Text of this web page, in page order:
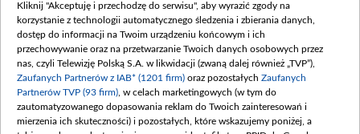
Procedura zgłoszeń wewnętrznych
Kliknij "Akceptuję i przechodzę do serwisu", aby wyrazić zgody na
korzystanie z technologii automatycznego śledzenia i zbierania danych,
dostęp do informacji na Twoim urządzeniu końcowym i ich
przechowywanie oraz na przetwarzanie Twoich danych osobowych przez
nas, czyli Telewizję Polską S.A. w likwidacji (zwaną dalej również „TVP”),
Zaufanych Partnerów z IAB* (1201 firm) oraz pozostałych Zaufanych
Partnerów TVP (93 firm) , w celach marketingowych (w tym do
zautomatyzowanego dopasowania reklam do Twoich zainteresowań i
mierzenia ich skuteczności) i pozostałych, które wskazujemy poniżej, a